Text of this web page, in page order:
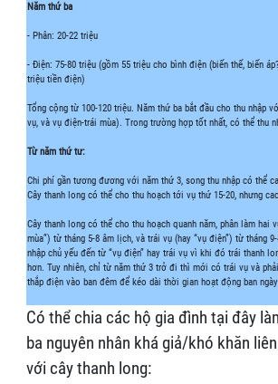
Năm thứ ba
- Phân: 20-22 triệu
- Điện: 75-80 triệu (gồm 55 triệu cho bình điện (biến thế, biến
triệu tiền điện)
Tổng cộng từ 100-120 triệu. Năm thứ ba bắt đầu cho thu nhập
vụ, và vụ điện-trái mùa). Trong trường hợp tốt nhất, có thể thu
Từ năm thứ tư:
Chi phí gần tương đương với năm thứ 3, song thu nhập có thể
Cây thanh long có thể cho thu hoạch tới vụ thứ 15-20, nhưng
Cây thanh long có thể cho thu hoạch quanh năm, phân làm hai
mùa”) từ tháng 5-8 âm lịch, và trái vụ (hay “vụ điện”) từ tháng
nhập chủ yếu đến từ “vụ điện” hay trái vụ vì khi đó trái thanh
hơn. Tuy nhiên, chỉ từ năm thứ 3 trở đi thì mới có trái vụ và
thắp điện vào ban đêm để kéo dài thời gian hoạt động ban
Có thể chia các hộ gia đình tại đây
ba nguyên nhân khá giả/khó khăn
với cây thanh long: